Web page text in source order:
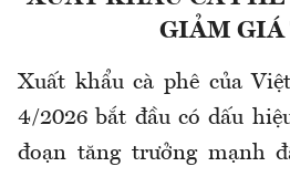
GIẢM GIÁ
Xuất khẩu cà phê của
4/2026 bắt đầu có dấu
đoạn tăng trưởng mạnh